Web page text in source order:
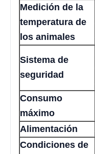
Medición de la
temperatura de
los animales
Sistema de
seguridad
Consumo
máximo
Alimentación
Condiciones de